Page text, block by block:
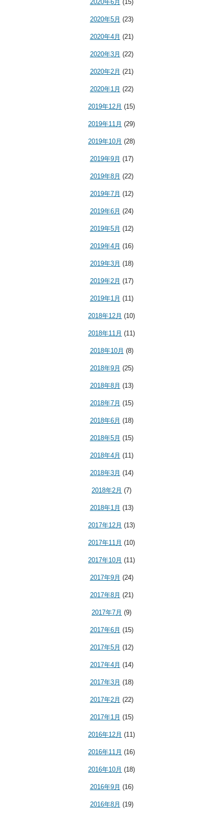
2020年6月 (15)
2020年5月 (23)
2020年4月 (21)
2020年3月 (22)
2020年2月 (21)
2020年1月 (22)
2019年12月 (15)
2019年11月 (29)
2019年10月 (28)
2019年9月 (17)
2019年8月 (22)
2019年7月 (12)
2019年6月 (24)
2019年5月 (12)
2019年4月 (16)
2019年3月 (18)
2019年2月 (17)
2019年1月 (11)
2018年12月 (10)
2018年11月 (11)
2018年10月 (8)
2018年9月 (25)
2018年8月 (13)
2018年7月 (15)
2018年6月 (18)
2018年5月 (15)
2018年4月 (11)
2018年3月 (14)
2018年2月 (7)
2018年1月 (13)
2017年12月 (13)
2017年11月 (10)
2017年10月 (11)
2017年9月 (24)
2017年8月 (21)
2017年7月 (9)
2017年6月 (15)
2017年5月 (12)
2017年4月 (14)
2017年3月 (18)
2017年2月 (22)
2017年1月 (15)
2016年12月 (11)
2016年11月 (16)
2016年10月 (18)
2016年9月 (16)
2016年8月 (19)